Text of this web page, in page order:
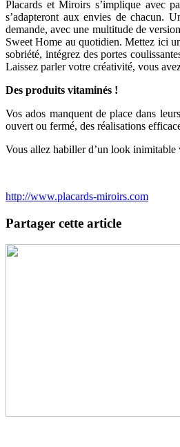
Placards et Miroirs s’implique avec
s’adapteront aux envies de chacun.
demande, avec une multitude de
Sweet Home au quotidien. Mettez ici
sobriété, intégrez des portes
Laissez parler votre créativité, vous
Des produits vitaminés !
Vos ados manquent de place dans
ouvert ou fermé, des réalisations
Vous allez habiller d’un look inimitable
http://www.placards-miroirs.com
Partager cette article